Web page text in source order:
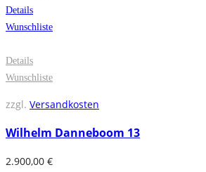
Details
Wunschliste
Details
Wunschliste
zzgl. Versandkosten
Wilhelm Danneboom 13
2.900,00 €